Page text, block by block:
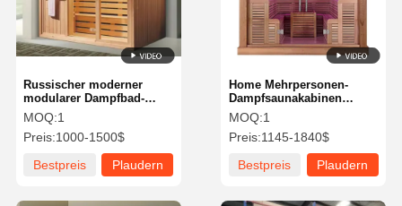
Home Mehrpersonen-
Dampfsaunakabinen
Langlebig mit Elektroofen
MOQ:1
Preis:1145-1840$
Bestpreis
Plaudern
Russischer moderner
modularer Dampfbad-
Raum für 4 Personen mit
LED-Beleuchtung
MOQ:1
Preis:1000-1500$
Bestpreis
Plaudern